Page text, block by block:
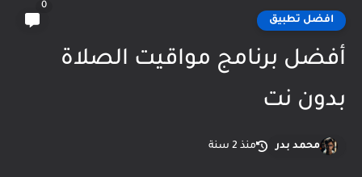
افضل تطبيق
0
أفضل برنامج مواقيت الصلاة
بدون نت
محمد بدر منذ 2 سنة